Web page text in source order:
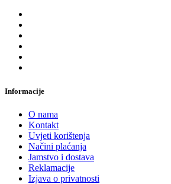
Informacije
O nama
Kontakt
Uvjeti korištenja
Načini plaćanja
Jamstvo i dostava
Reklamacije
Izjava o privatnosti